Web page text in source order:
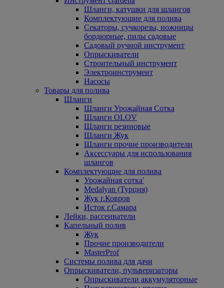
Шланги, катушки для шлангов
Комплектующие для полива
Секаторы, сучкорезы, ножницы
бордюрные, пилы садовые
Садовый ручной инструмент
Опрыскиватели
Строительный инструмент
Электроинструмент
Насосы
Товары для полива
Шланги
Шланги Урожайная Сотка
Шланги OLOV
Шланги резиновые
Шланги Жук
Шланги прочие производители
Аксессуары для использования
шлангов
Комплектующие для полива
Урожайная сотка'
Medalyan (Турция)
Жук г.Ковров
Исток г.Самара
Лейки, рассеиватели
Капельный полив
Жук
Прочие производители
MasterProf
Системы полива для дачи
Опрыскиватели, пульверизаторы
Опрыскиватели аккумуляторные